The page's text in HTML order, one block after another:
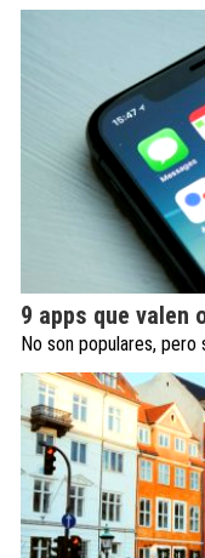
9 apps que valen
No son populares,